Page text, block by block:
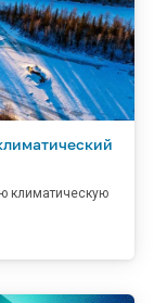
климатическую